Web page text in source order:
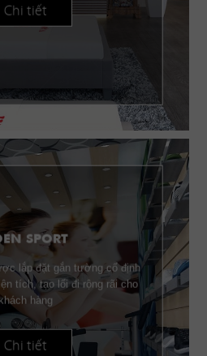
Chi tiết
SPORT
lắp đặt gắn tường cố định
tích, tạo lối đi rộng rãi cho
hàng
Chi tiết